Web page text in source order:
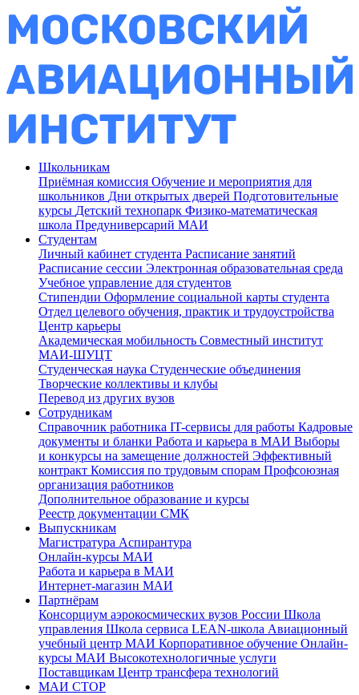
Школьникам
Приёмная комиссия Обучение и мероприятия для
школьников Дни открытых дверей Подготовительные
курсы Детский технопарк Физико-математическая
школа Предуниверсарий МАИ
Студентам
Личный кабинет студента Расписание занятий
Расписание сессии Электронная образовательная среда
Учебное управление для студентов
Стипендии Оформление социальной карты студента
Отдел целевого обучения, практик и трудоустройства
Центр карьеры
Академическая мобильность Совместный институт
МАИ-ШУЦТ
Студенческая наука Студенческие объединения
Творческие коллективы и клубы
Перевод из других вузов
Сотрудникам
Cправочник работника IT-сервисы для работы Кадровые
документы и бланки Работа и карьера в МАИ Выборы
и конкурсы на замещение должностей Эффективный
контракт Комиссия по трудовым спорам Профсоюзная
организация работников
Дополнительное образование и курсы
Реестр документации СМК
Выпускникам
Магистратура Аспирантура
Онлайн-курсы МАИ
Работа и карьера в МАИ
Интернет-магазин МАИ
Партнёрам
Консорциум аэрокосмических вузов России Школа
управления Школа сервиса LEAN-школа Авиационный
учебный центр МАИ Корпоративное обучение Онлайн-
курсы МАИ Высокотехнологичные услуги
Поставщикам Центр трансфера технологий
МАИ СТОР